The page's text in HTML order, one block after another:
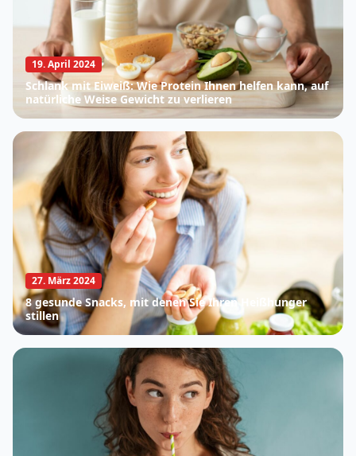
19. April 2024
Schlank mit Eiweiß: Wie Protein Ihnen helfen kann, auf
natürliche Weise Gewicht zu verlieren
27. März 2024
8 gesunde Snacks, mit denen Sie Ihren Heißhunger
stillen